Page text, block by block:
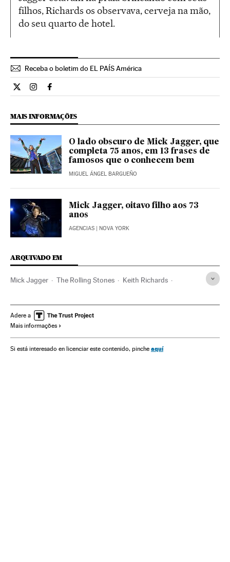
filhos, Richards os observava, cerveja na mão,
do seu quarto de hotel.
Receba o boletim do EL PAÍS América
Cultura El País Brasil en Twitter
Cultura El País Brasil en Instagram
Cultura El País Brasil en Facebook
MAIS INFORMAÇÕES
O lado obscuro de Mick Jagger, que
completa 75 anos, em 13 frases de
famosos que o conhecem bem
MIGUEL ÁNGEL BARGUEÑO
Mick Jagger, oitavo filho aos 73
anos
AGENCIAS | NOVA YORK
ARQUIVADO EM
Mick Jagger The Rolling Stones Keith Richards
Adere a
Mais informações
Si está interesado en licenciar este contenido, pinche aquí